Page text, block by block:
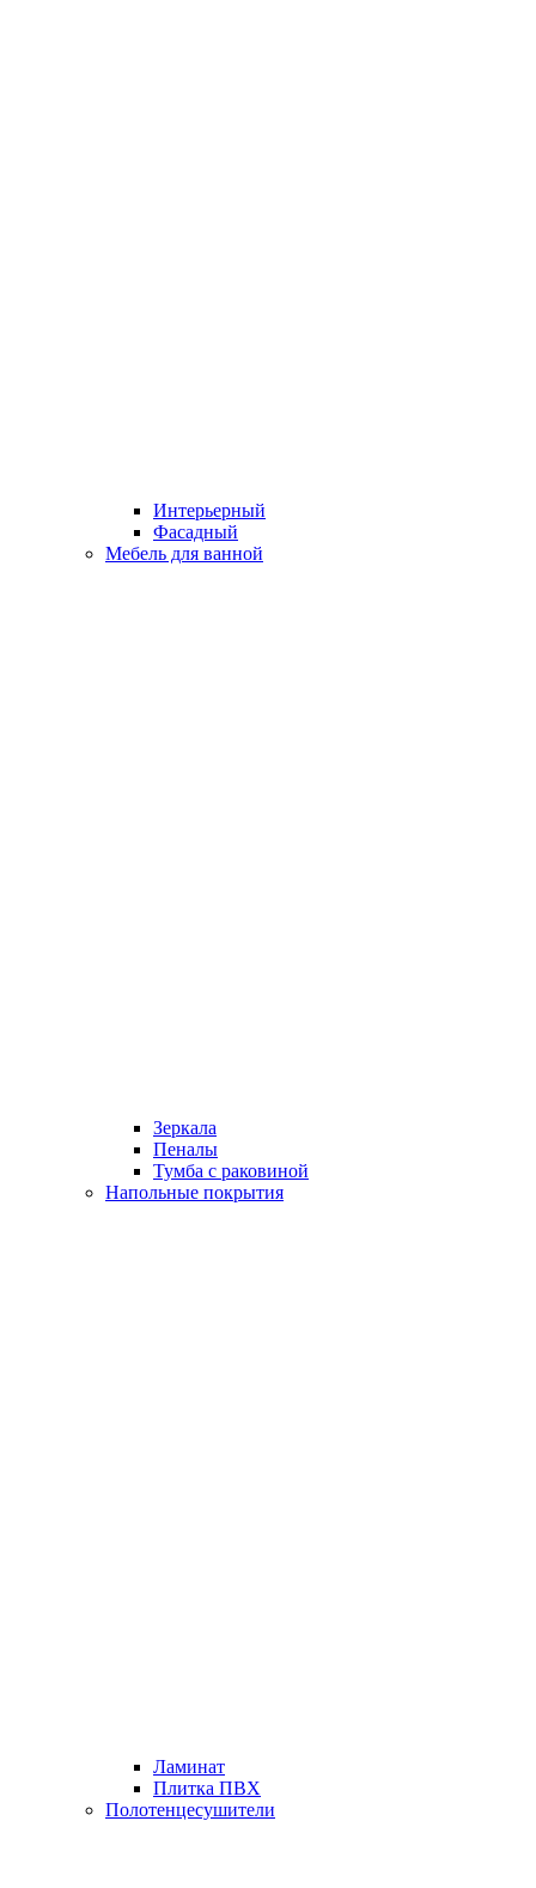
Интерьерный
Фасадный
Мебель для ванной
Зеркала
Пеналы
Тумба с раковиной
Напольные покрытия
Ламинат
Плитка ПВХ
Полотенцесушители